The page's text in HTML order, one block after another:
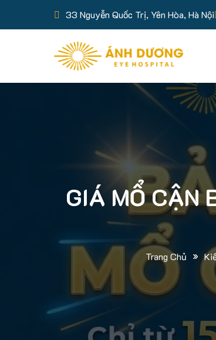
33 Nguyễn Quốc Trị, Yên Hòa, Hà Nội
GIÁ MỔ CẬN
Trang Chủ »